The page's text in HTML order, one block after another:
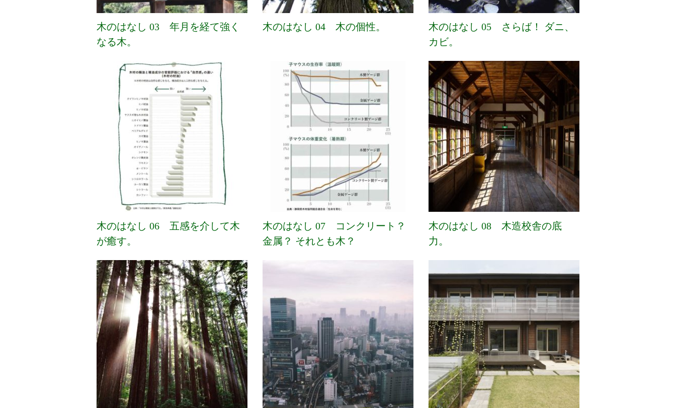
木のはなし 03 年月を経て強く
なる木。
木のはなし 04 木の個性。
木のはなし 05 さらば！ ダニ、
カビ。
木のはなし 06 五感を介して木
が癒す。
木のはなし 07 コンクリート？
金属？ それとも木？
木のはなし 08 木造校舎の底
力。